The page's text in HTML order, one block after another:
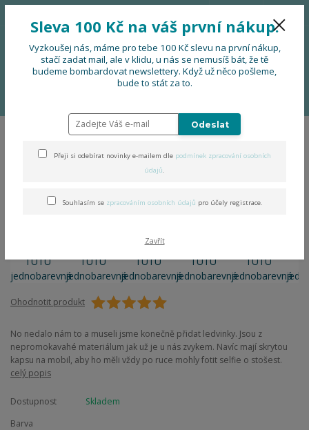
Menu
0 Kč
Ledvinka TUTU jednobarevná
Ohodnotit produkt
No nedalo nám to a museli jsme konečně přidat ledvinky. Jsou z
nepromokavahé materiálum jak už je u nás zvykem. Navíc mají skrytou
kapsu na mobil, aby ho měli vždy po ruce mohly fotit selfie o stošest.
celý popis
Dostupnost
Skladem
Barva
Sleva 100 Kč na váš první nákup.
Vyzkoušej nás, máme pro tebe 100 Kč slevu na první nákup,
stačí zadat mail, ale v klidu, u nás se nemusíš bát, že tě
budeme bombardovat newslettery. Když už něco pošleme,
bude to stát za to.
Odeslat
Přeji si odebírat novinky e-mailem dle podmínek zpracování osobních
údajů.
Souhlasím se zpracováním osobních údajů pro účely registrace.
Zavřít